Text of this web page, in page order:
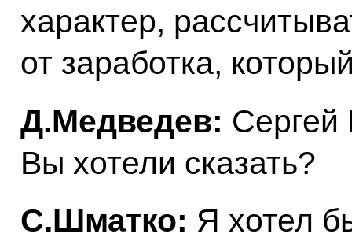
характер,
от заработка,
Д.Медведев: Сергей
Вы хотели сказать?
С.Шматко: Я хотел